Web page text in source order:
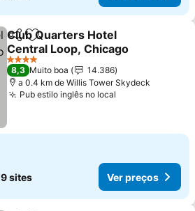
PartilharAdicionar aos favoritos
Club Quarters Hotel
Central Loop, Chicago
Ver preços
4 Estrelas
8,3 Muito boa
14.386
a 0.4 km de Willis Tower Skydeck
Pub estilo inglês no local
9 sites Ver preços